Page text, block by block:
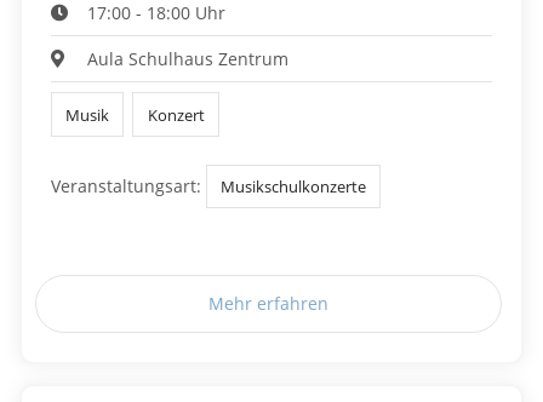
17:00 - 18:00 Uhr
Aula Schulhaus Zentrum
Musik Konzert
Veranstaltungsart: Musikschulkonzerte
Mehr erfahren